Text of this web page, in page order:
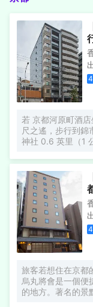
若 京都河原町酒
尺之遙，步行到錦
神社 0.6 英里（1
利服務和設施。
寄存和洗衣設施。
能在旅途中找到家
友保持聯繫；數碼
組合的私人浴室提
免費袋泡茶/速溶咖
旅客若想住在京都
烏丸將會是一個便
的地方。著名的